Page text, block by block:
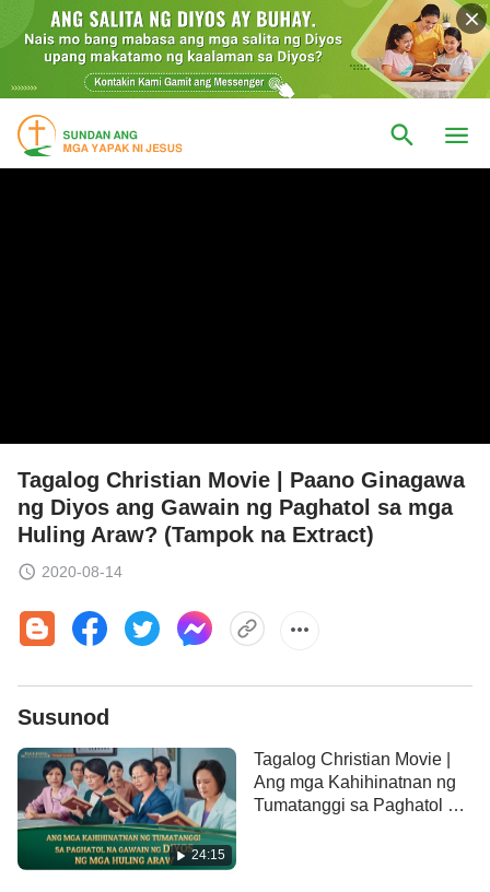
Tagalog Christian Movie | Paano Ginagawa
ng Diyos ang Gawain ng Paghatol sa mga
Huling Araw? (Tampok na Extract)
2020-08-14
Susunod
24:15
Tagalog Christian Movie |
Ang mga Kahihinatnan ng
Tumatanggi sa Paghatol na